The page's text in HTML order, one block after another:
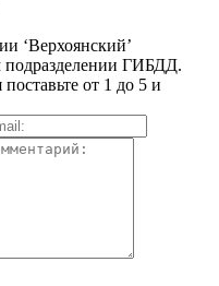
подразделении ГИБДД.
от 1 до 5 и